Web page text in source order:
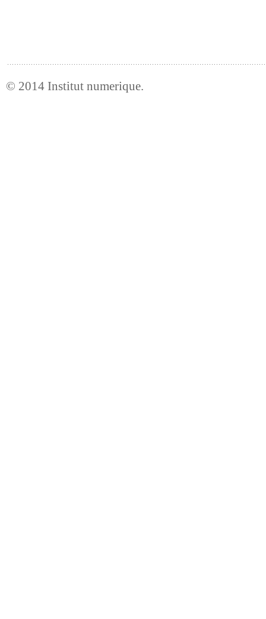
© 2014 Institut numerique.